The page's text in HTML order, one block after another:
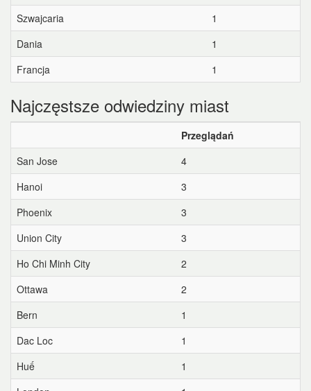
Szwajcaria
1
Dania
1
Francja
1
Najczęstsze odwiedziny miast
Przeglądań
San Jose
4
Hanoi
3
Phoenix
3
Union City
3
Ho Chi Minh City
2
Ottawa
2
Bern
1
Dac Loc
1
Huế
1